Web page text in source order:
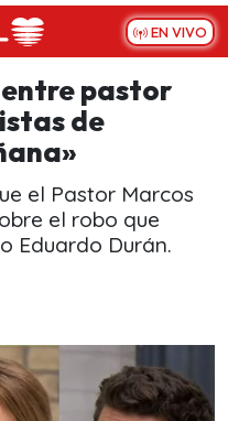
EN VIVO
pastor
de
el Pastor Marcos
el robo que
Eduardo Durán.